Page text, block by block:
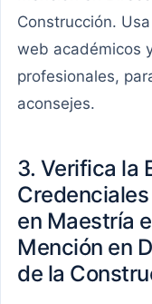
Construcción.
web académicos
profesionales,
aconsejes.
3. Verifica la
en Maestría
Mención en
de la